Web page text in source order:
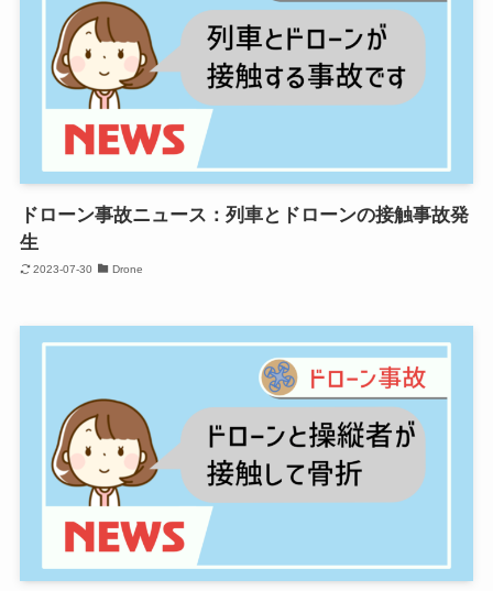
ドローン事故ニュース：列車とドローンの接触事故発
生
2023-07-30 Drone